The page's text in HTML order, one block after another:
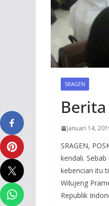
SRAGEN
Januari 14,
SRAGEN,
kendali.
kebencian itu
Wilujeng
Republik